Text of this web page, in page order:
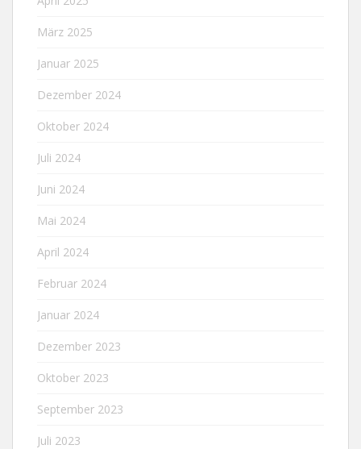
März 2025
Januar 2025
Dezember 2024
Oktober 2024
Juli 2024
Juni 2024
Mai 2024
April 2024
Februar 2024
Januar 2024
Dezember 2023
Oktober 2023
September 2023
Juli 2023